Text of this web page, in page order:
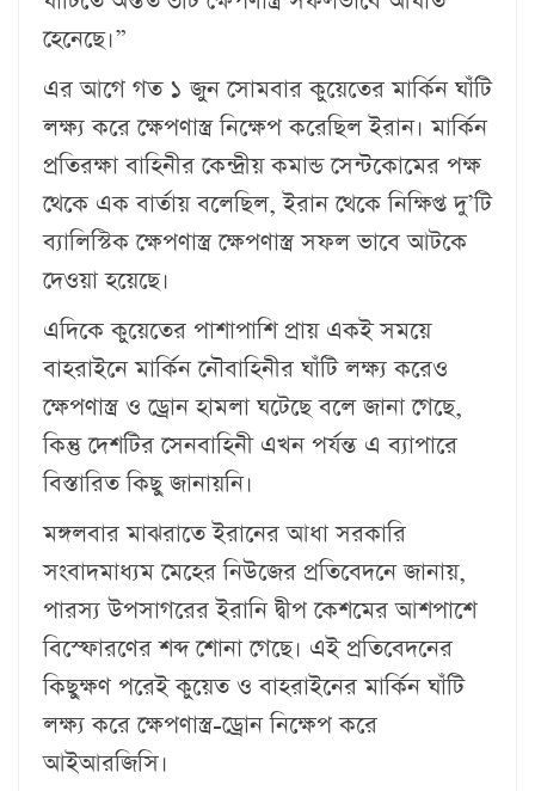
হেনেছে।”
এর আগে গত ১ জুন সোমবার কুয়েতের মার্কিন ঘাঁটি
লক্ষ্য করে ক্ষেপণাস্ত্র নিক্ষেপ করেছিল ইরান। মার্কিন
প্রতিরক্ষা বাহিনীর কেন্দ্রীয় কমান্ড সেন্টকোমের পক্ষ
থেকে এক বার্তায় বলেছিল, ইরান থেকে নিক্ষিপ্ত দু’টি
ব্যালিস্টিক ক্ষেপণাস্ত্র ক্ষেপণাস্ত্র সফল ভাবে আটকে
দেওয়া হয়েছে।
এদিকে কুয়েতের পাশাপাশি প্রায় একই সময়ে
বাহরাইনে মার্কিন নৌবাহিনীর ঘাঁটি লক্ষ্য করেও
ক্ষেপণাস্ত্র ও ড্রোন হামলা ঘটেছে বলে জানা গেছে,
কিন্তু দেশটির সেনবাহিনী এখন পর্যন্ত এ ব্যাপারে
বিস্তারিত কিছু জানায়নি।
মঙ্গলবার মাঝরাতে ইরানের আধা সরকারি
সংবাদমাধ্যম মেহের নিউজের প্রতিবেদনে জানায়,
পারস্য উপসাগরের ইরানি দ্বীপ কেশমের আশপাশে
বিস্ফোরণের শব্দ শোনা গেছে। এই প্রতিবেদনের
কিছুক্ষণ পরেই কুয়েত ও বাহরাইনের মার্কিন ঘাঁটি
লক্ষ্য করে ক্ষেপণাস্ত্র-ড্রোন নিক্ষেপ করে
আইআরজিসি।